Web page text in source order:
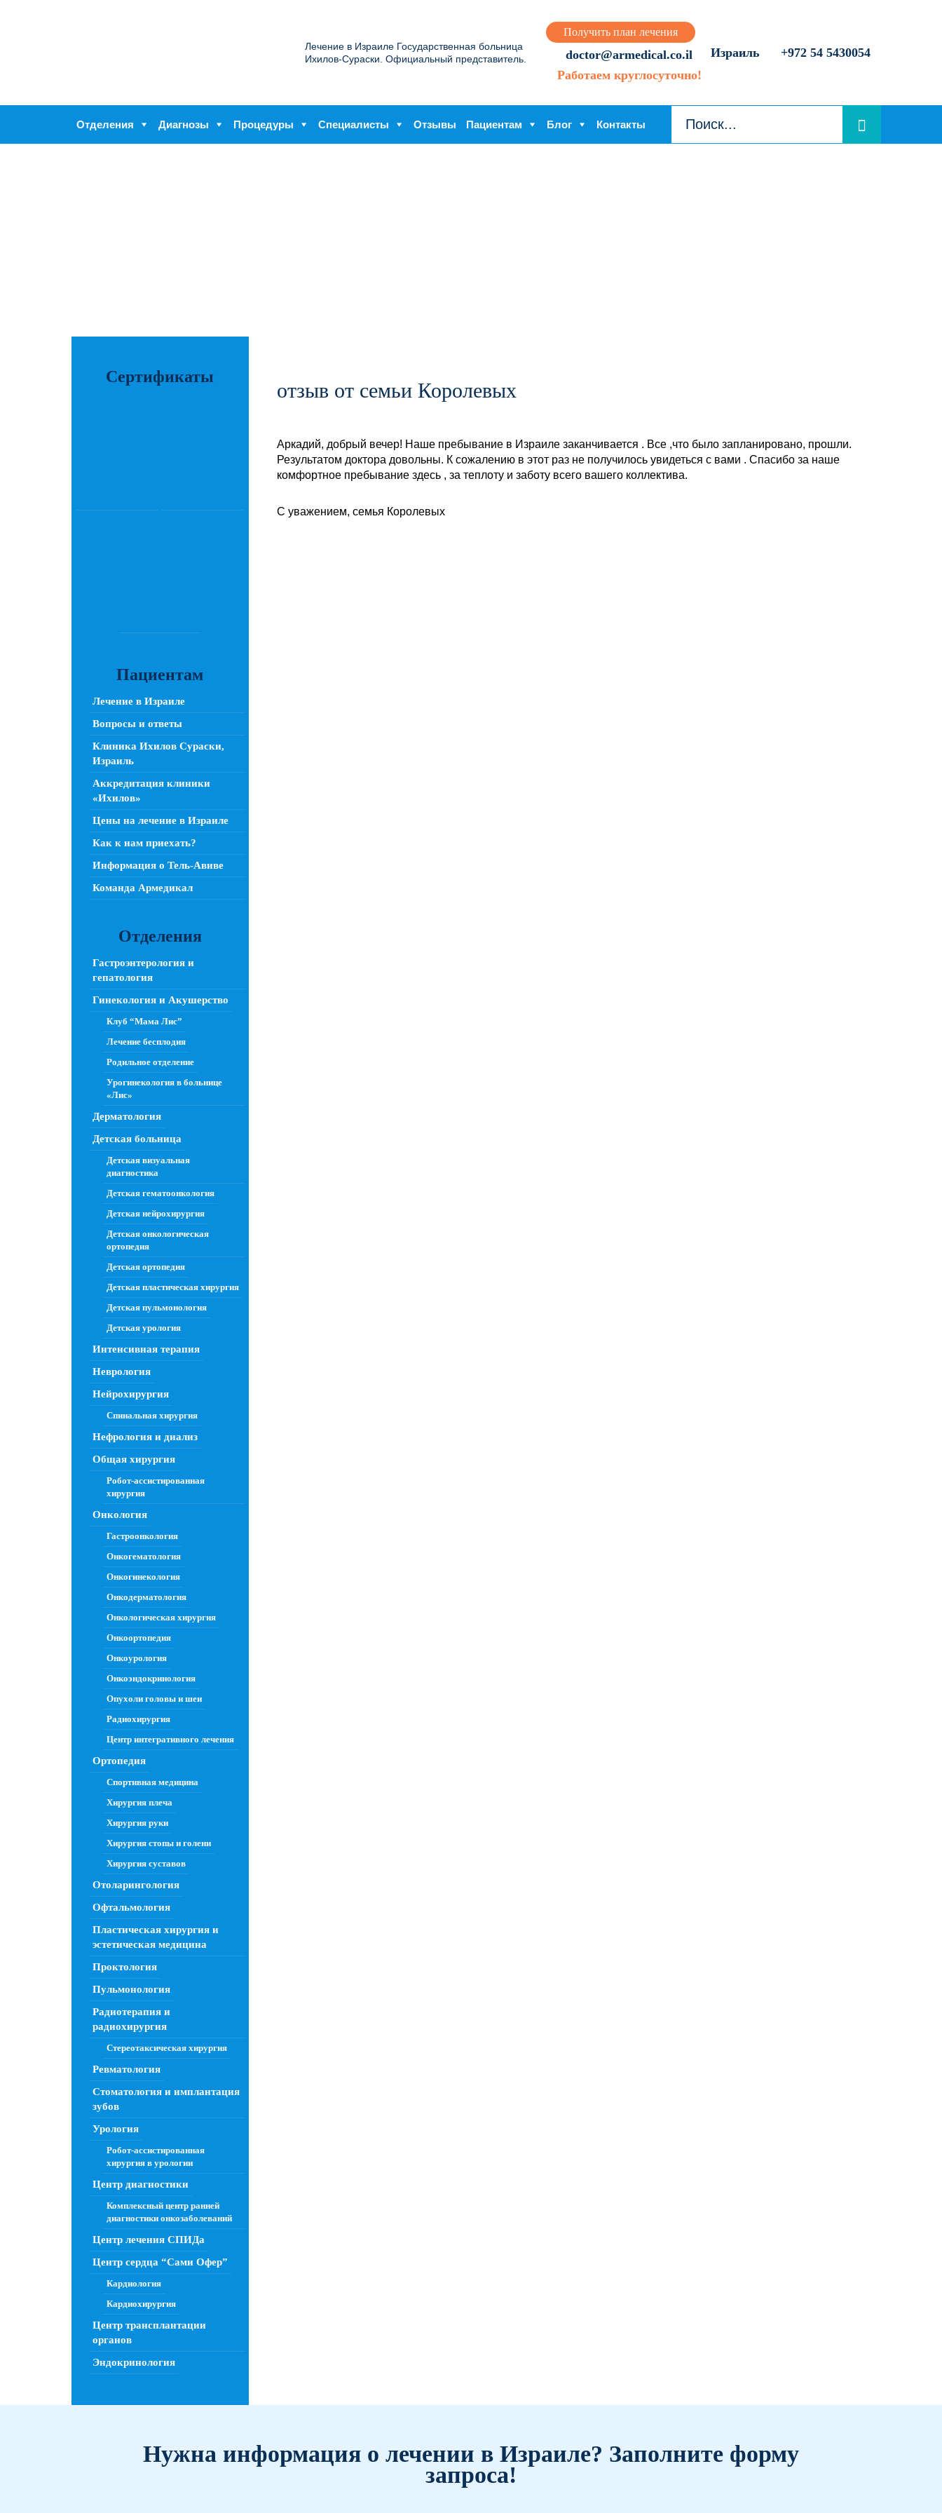
Лечение в Израиле Государственная больница
Ихилов-Сураски. Официальный представитель.
Получить план лечения
doctor@armedical.co.il
Работаем круглосуточно!
Израиль +972 54 5430054
Отделения Диагнозы Процедуры Специалисты Отзывы Пациентам Блог Контакты
отзыв от семьи Королевых
Аркадий, добрый вечер! Наше пребывание в Израиле заканчивается . Все ,что было запланировано, прошли.
Результатом доктора довольны. К сожалению в этот раз не получилось увидеться с вами . Спасибо за наше
комфортное пребывание здесь , за теплоту и заботу всего вашего коллектива.
С уважением, семья Королевых
Сертификаты
Пациентам
Лечение в Израиле
Вопросы и ответы
Клиника Ихилов Сураски,
Израиль
Аккредитация клиники
«Ихилов»
Цены на лечение в Израиле
Как к нам приехать?
Информация о Тель-Авиве
Команда Армедикал
Отделения
Гастроэнтерология и
гепатология
Гинекология и Акушерство
Клуб “Мама Лис”
Лечение бесплодия
Родильное отделение
Урогинекология в больнице
«Лис»
Дерматология
Детская больница
Детская визуальная
диагностика
Детская гематоонкология
Детская нейрохирургия
Детская онкологическая
ортопедия
Детская ортопедия
Детская пластическая хирургия
Детская пульмонология
Детская урология
Интенсивная терапия
Неврология
Нейрохирургия
Спинальная хирургия
Нефрология и диализ
Общая хирургия
Робот-ассистированная
хирургия
Онкология
Гастроонкология
Онкогематология
Онкогинекология
Онкодерматология
Онкологическая хирургия
Онкоортопедия
Онкоурология
Онкоэндокринология
Опухоли головы и шеи
Радиохирургия
Центр интегративного лечения
Ортопедия
Спортивная медицина
Хирургия плеча
Хирургия руки
Хирургия стопы и голени
Хирургия суставов
Отоларингология
Офтальмология
Пластическая хирургия и
эстетическая медицина
Проктология
Пульмонология
Радиотерапия и
радиохирургия
Стереотаксическая хирургия
Ревматология
Стоматология и имплантация
зубов
Урология
Робот-ассистированная
хирургия в урологии
Центр диагностики
Комплексный центр ранней
диагностики онкозаболеваний
Центр лечения СПИДа
Центр сердца “Сами Офер”
Кардиология
Кардиохирургия
Центр трансплантации
органов
Эндокринология
Нужна информация о лечении в Израиле? Заполните форму
запроса!